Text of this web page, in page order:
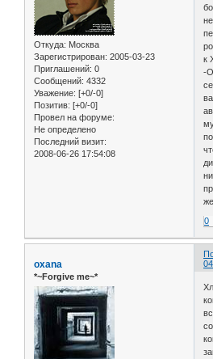
Откуда: Москва
Зарегистрирован: 2005-03-23
Приглашений: 0
Сообщений: 4332
Уважение: [+0/-0]
Позитив: [+0/-0]
Провел на форуме:
Не определено
Последний визит:
2008-06-26 17:54:08
к
-
0
oxana
*~Forgive me~*